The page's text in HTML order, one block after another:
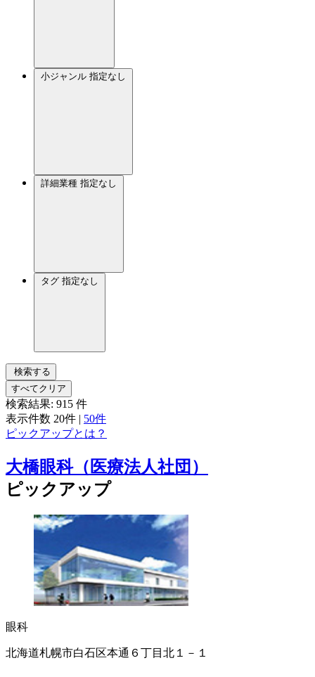
小ジャンル 指定なし
詳細業種 指定なし
タグ 指定なし
検索する
すべてクリア
検索結果: 915 件
表示件数 20件 | 50件
ピックアップとは？
大橋眼科（医療法人社団）
ピックアップ
眼科
北海道札幌市白石区本通６丁目北１－１